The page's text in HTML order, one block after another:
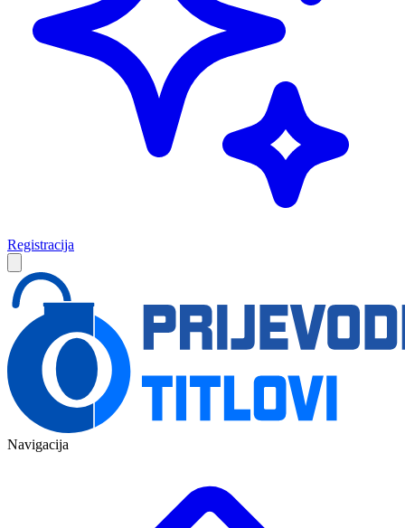
Registracija
Navigacija